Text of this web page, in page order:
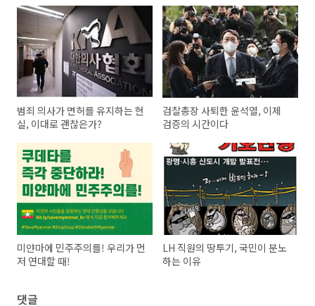
범죄 의사가 면허를 유지하는 현
실, 이대로 괜찮은가?
검찰총장 사퇴한 윤석열, 이제
검증의 시간이다
미얀마에 민주주의를! 우리가 먼
저 연대할 때!
LH 직원의 땅투기, 국민이 분노
하는 이유
댓글